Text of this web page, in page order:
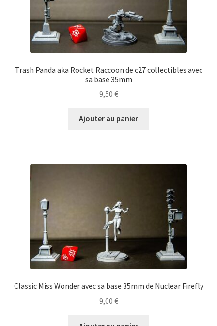
Trash Panda aka Rocket Raccoon de c27 collectibles avec
sa base 35mm
9,50 €
Ajouter au panier
Classic Miss Wonder avec sa base 35mm de Nuclear Firefly
9,00 €